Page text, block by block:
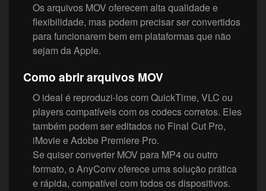
Os arquivos MOV oferecem alta qualidade e
flexibilidade, mas podem precisar ser convertidos
para funcionarem bem em plataformas que não
sejam da Apple.
Como abrir arquivos MOV
O ideal é reproduzi-los com QuickTime, VLC ou
players compatíveis com os codecs corretos. Eles
também podem ser editados no Final Cut Pro,
iMovie e Adobe Premiere Pro.
Se quiser converter MOV para MP4 ou outro
formato, o AnyConv oferece uma solução prática
e rápida, compatível com todos os dispositivos.